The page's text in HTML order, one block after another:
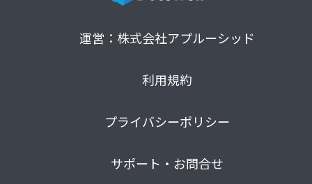
運営：株式会社アプルーシッド
利用規約
プライバシーポリシー
サポート・お問合せ